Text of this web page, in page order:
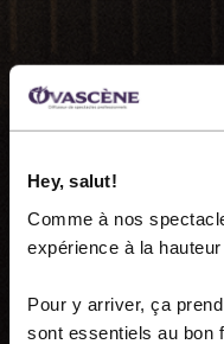
Hey, salut!
Comme à nos
expérience à la
Pour y arriver, ça
sont essentiels au bon
Ovascène, diffuseur
une organisation à
Nous
annuellement dans